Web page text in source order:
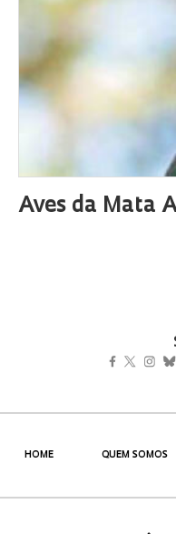
Aves da Mata
HOME QUEM SOMOS